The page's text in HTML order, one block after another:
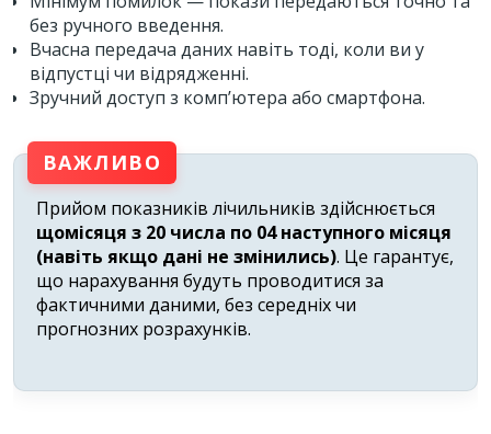
без ручного введення.
Вчасна передача даних навіть тоді, коли ви у
відпустці чи відрядженні.
Зручний доступ з комп’ютера або смартфона.
ВАЖЛИВО
Прийом показників лічильників здійснюється
щомісяця з 20 числа по 04 наступного місяця
(навіть якщо дані не змінились). Це гарантує,
що нарахування будуть проводитися за
фактичними даними, без середніх чи
прогнозних розрахунків.